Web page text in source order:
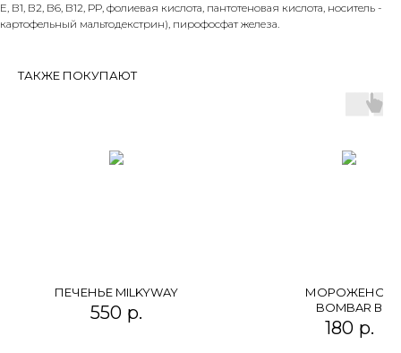
Е, В1, В2, В6, В12, РР, фолиевая кислота, пантотеновая кислота, носитель -
картофельный мальтодекстрин), пирофосфат железа.
ТАКЖЕ ПОКУПАЮТ
ПЕЧЕНЬЕ MILKYWAY
550 р.
МОРОЖЕНОЕ
BOMBAR В
ВАФЕЛЬНОМ
СТАКАНЧИКЕ
180 р.